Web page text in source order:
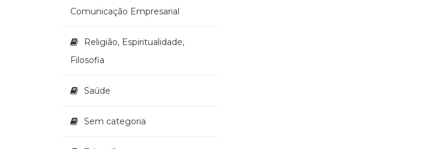
Comunicação Empresarial
Religião, Espiritualidade,
Filosofia
Saúde
Sem categoria